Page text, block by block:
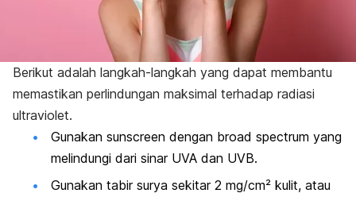
Berikut adalah langkah-langkah yang dapat membantu
memastikan perlindungan maksimal terhadap radiasi
ultraviolet.
Gunakan sunscreen dengan broad spectrum yang
melindungi dari sinar UVA dan UVB.
Gunakan tabir surya sekitar 2 mg/cm² kulit, atau